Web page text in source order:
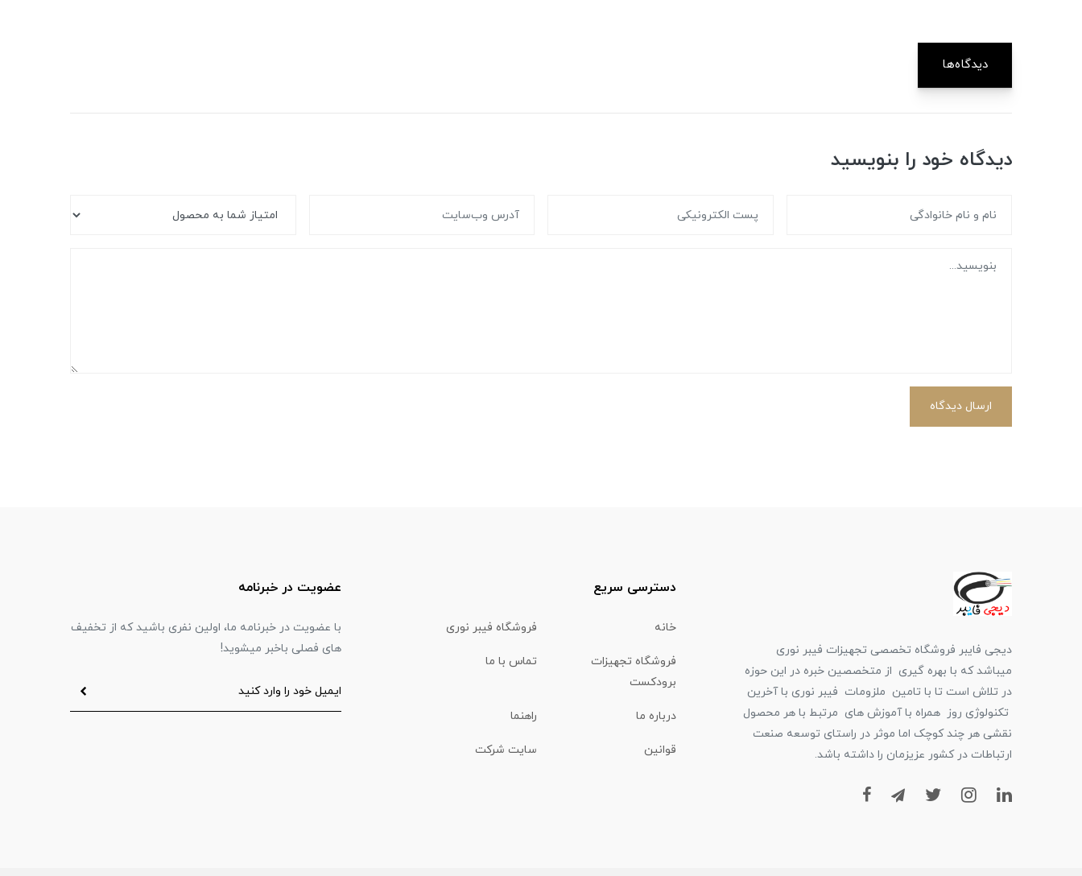
دیدگاه‌ها
دیدگاه خود را بنویسید
ارسال دیدگاه
دیجی فایبر فروشگاه تخصصی تجهیزات فیبر نوری
میباشد که با بهره گیری از متخصصین خبره در این حوزه
در تلاش است تا با تامین ملزومات فیبر نوری با آخرین
تکنولوژی روز همراه با آموزش های مرتبط با هر محصول
نقشی هر چند کوچک اما موثر در راستای توسعه صنعت
ارتباطات در کشور عزیزمان را داشته باشد.
دسترسی سریع
خانه فروشگاه فیبر نوری
فروشگاه تجهیزات
برودکست
تماس با ما
درباره ما راهنما
قوانین سایت شرکت
عضویت در خبرنامه
با عضویت در خبرنامه ما، اولین نفری باشید که از تخفیف
های فصلی باخبر میشوید!